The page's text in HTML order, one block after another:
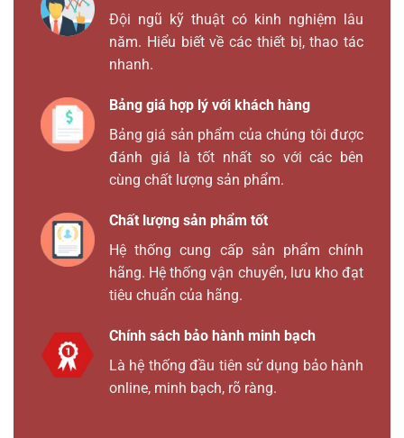
Đội ngũ kỹ thuật có kinh nghiệm lâu
năm. Hiểu biết về các thiết bị, thao tác
nhanh.
Bảng giá hợp lý với khách hàng
Bảng giá sản phẩm của chúng tôi được
đánh giá là tốt nhất so với các bên
cùng chất lượng sản phẩm.
Chất lượng sản phẩm tốt
Hệ thống cung cấp sản phẩm chính
hãng. Hệ thống vận chuyển, lưu kho đạt
tiêu chuẩn của hãng.
Chính sách bảo hành minh bạch
Là hệ thống đầu tiên sử dụng bảo hành
online, minh bạch, rõ ràng.